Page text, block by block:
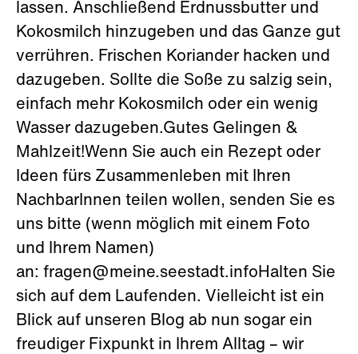
lassen. Anschließend Erdnussbutter und
Kokosmilch hinzugeben und das Ganze gut
verrühren. Frischen Koriander hacken und
dazugeben. Sollte die Soße zu salzig sein,
einfach mehr Kokosmilch oder ein wenig
Wasser dazugeben.Gutes Gelingen &
Mahlzeit!Wenn Sie auch ein Rezept oder
Ideen fürs Zusammenleben mit Ihren
NachbarInnen teilen wollen, senden Sie es
uns bitte (wenn möglich mit einem Foto
und Ihrem Namen)
an: fragen@meine.seestadt.infoHalten Sie
sich auf dem Laufenden. Vielleicht ist ein
Blick auf unseren Blog ab nun sogar ein
freudiger Fixpunkt in Ihrem Alltag – wir